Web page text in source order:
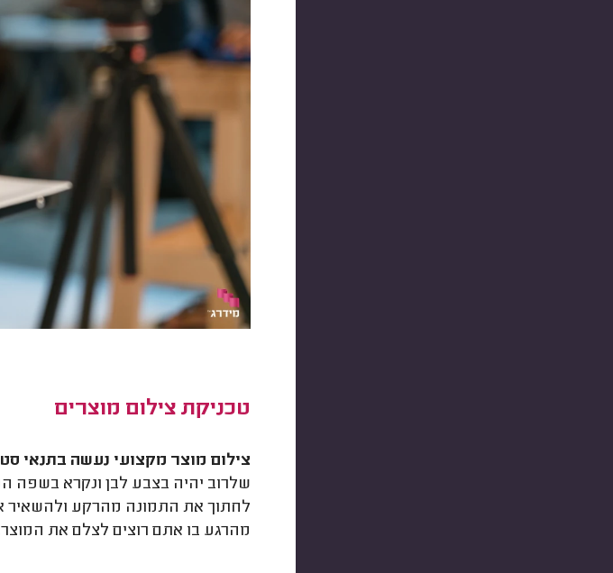
טכניקת צילום מוצרים
צילום מוצר מקצועי נעשה בתנאי
שלרוב יהיה בצבע לבן ונקרא
לחתוך את התמונה מהרקע ולהשאיר
מהרגע בו אתם רוצים לצלם את